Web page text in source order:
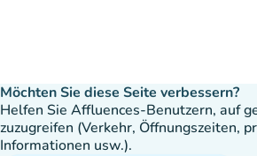
Möchten Sie diese Seite verbessern?
Helfen Sie Affluences-Benutzern, auf
zuzugreifen (Verkehr, Öffnungszeiten,
Informationen usw.).